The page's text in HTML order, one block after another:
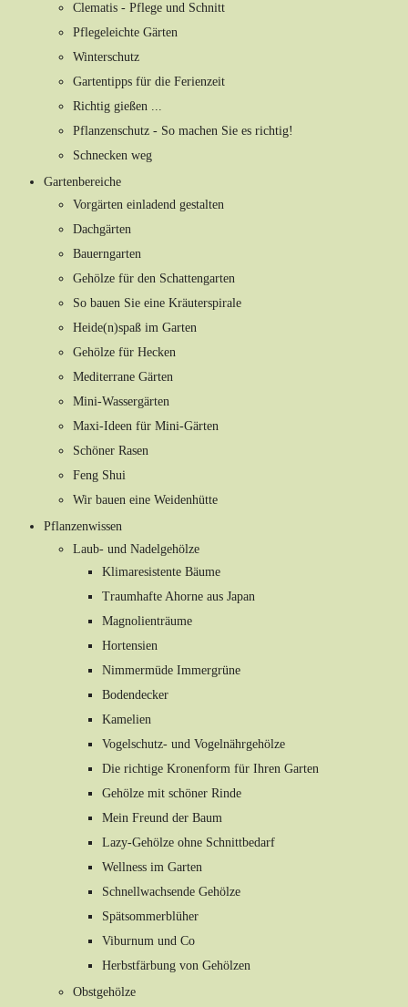
Clematis - Pflege und Schnitt
Pflegeleichte Gärten
Winterschutz
Gartentipps für die Ferienzeit
Richtig gießen ...
Pflanzenschutz - So machen Sie es richtig!
Schnecken weg
Gartenbereiche
Vorgärten einladend gestalten
Dachgärten
Bauerngarten
Gehölze für den Schattengarten
So bauen Sie eine Kräuterspirale
Heide(n)spaß im Garten
Gehölze für Hecken
Mediterrane Gärten
Mini-Wassergärten
Maxi-Ideen für Mini-Gärten
Schöner Rasen
Feng Shui
Wir bauen eine Weidenhütte
Pflanzenwissen
Laub- und Nadelgehölze
Klimaresistente Bäume
Traumhafte Ahorne aus Japan
Magnolienträume
Hortensien
Nimmermüde Immergrüne
Bodendecker
Kamelien
Vogelschutz- und Vogelnährgehölze
Die richtige Kronenform für Ihren Garten
Gehölze mit schöner Rinde
Mein Freund der Baum
Lazy-Gehölze ohne Schnittbedarf
Wellness im Garten
Schnellwachsende Gehölze
Spätsommerblüher
Viburnum und Co
Herbstfärbung von Gehölzen
Obstgehölze